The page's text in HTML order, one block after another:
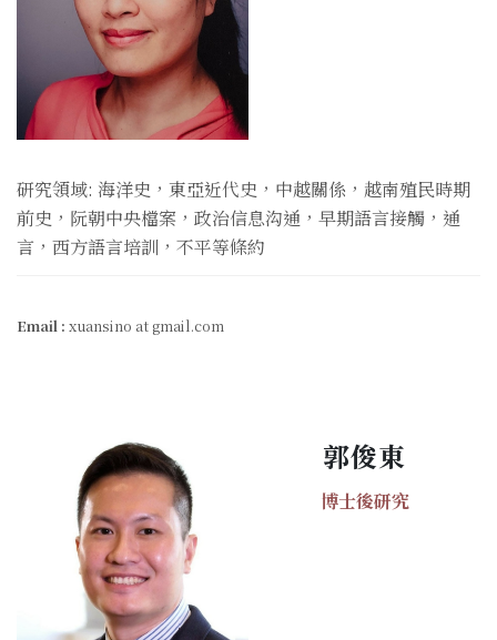
研究領域: 海洋史，東亞近代史，中越關係，越南殖民時期
前史，阮朝中央檔案，政治信息沟通，早期語言接觸，通
言，西方語言培訓，不平等條約
Email : xuansino at gmail.com
郭俊東
博士後研究